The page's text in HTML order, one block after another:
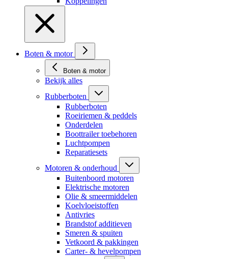
Boten & motor
Boten & motor
Bekijk alles
Rubberboten
Rubberboten
Roeiriemen & peddels
Onderdelen
Boottrailer toebehoren
Luchtpompen
Reparatiesets
Motoren & onderhoud
Buitenboord motoren
Elektrische motoren
Olie & smeermiddelen
Koelvloeistoffen
Antivries
Brandstof additieven
Smeren & spuiten
Vetkoord & pakkingen
Carter- & hevelpompen